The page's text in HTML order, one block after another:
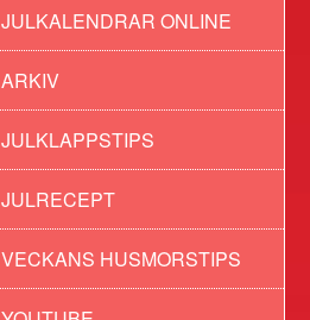
JULKALENDRAR ONLINE
ARKIV
JULKLAPPSTIPS
JULRECEPT
VECKANS HUSMORSTIPS